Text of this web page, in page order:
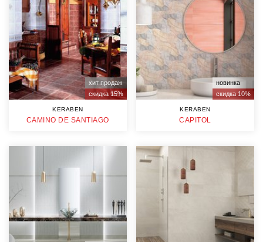
хит продаж
скидка 15%
KERABEN
CAMINO DE SANTIAGO
новинка
скидка 10%
KERABEN
CAPITOL